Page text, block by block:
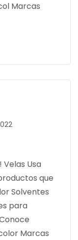
Marcas
Usa
que
Solventes
para
Marcas